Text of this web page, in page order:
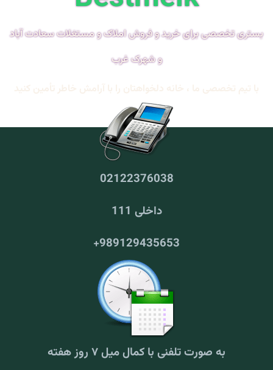
بستری تخصصی برای خرید و فروش املاک و مستغلات سعادت آباد
و شهرک غرب
02122376038
داخلی 111
989129435653
+
به صورت تلفنی با کمال میل ۷ روز هفته